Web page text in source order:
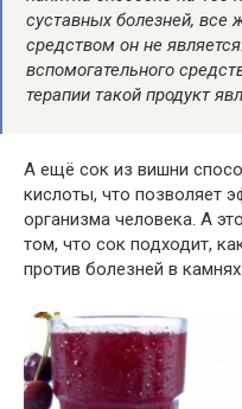
суставных болезней, все
средством он неявляется
вспомогательного
терапии такой продукт
А ещё сок из вишни
кислоты, что позволяет
организма человека. А
том, что сок подходит,
против болезней в